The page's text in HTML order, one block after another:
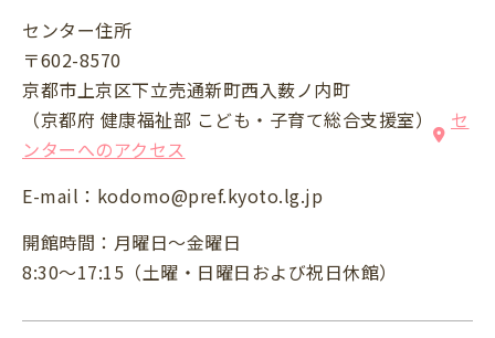
センター住所
〒602-8570
京都市上京区下立売通新町西入薮ノ内町
（京都府 健康福祉部 こども・子育て総合支援室）
セ
ンターへのアクセス
E-mail： kodomo@pref.kyoto.lg.jp
開館時間：月曜日～金曜日
8:30～17:15（土曜・日曜日および祝日休館）